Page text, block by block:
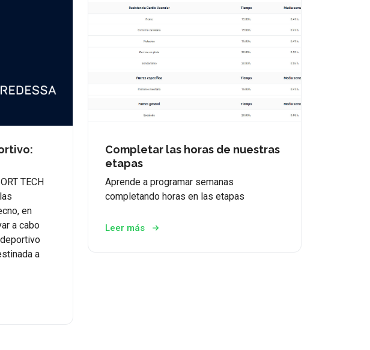
TECH
en
a cabo
a
Completar las horas de nuestras
etapas
Aprende a programar semanas
completando horas en las etapas
Leer más